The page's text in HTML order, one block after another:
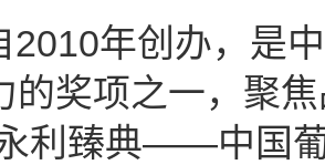
2010年创办，是
的奖项之一，聚
利臻典——中国